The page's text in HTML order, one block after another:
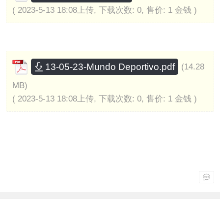
( 2023-5-13 18:08上传, 下载次数: 0, 售价: 1 金钱 )
13-05-23-Mundo Deportivo.pdf
(14.28
MB)
( 2023-5-13 18:08上传, 下载次数: 0, 售价: 1 金钱 )